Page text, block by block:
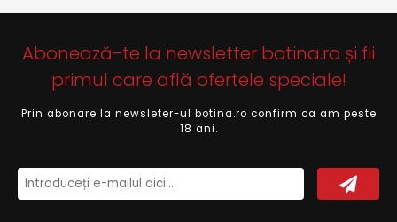
Abonează-te la newsletter botina.ro și fii
primul care află ofertele speciale!
Prin abonare la newsleter-ul botina.ro confirm ca am peste
18 ani.